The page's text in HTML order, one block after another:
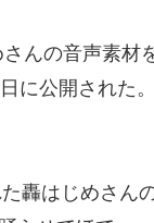
さんの音声素
に公開された
轟はじめさん